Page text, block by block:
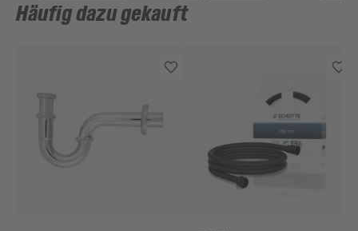
Häufig dazu gekauft